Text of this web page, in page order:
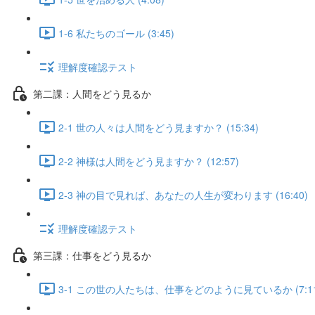
1-6 私たちのゴール (3:45)
理解度確認テスト
第二課：人間をどう見るか
2-1 世の人々は人間をどう見ますか？ (15:34)
2-2 神様は人間をどう見ますか？ (12:57)
2-3 神の目で見れば、あなたの人生が変わります (16:40)
理解度確認テスト
第三課：仕事をどう見るか
3-1 この世の人たちは、仕事をどのように見ているか